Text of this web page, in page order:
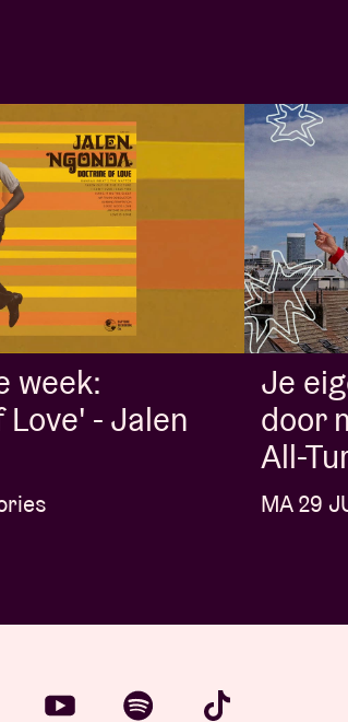
week:
- Jalen
Je
door
All-
MA 29